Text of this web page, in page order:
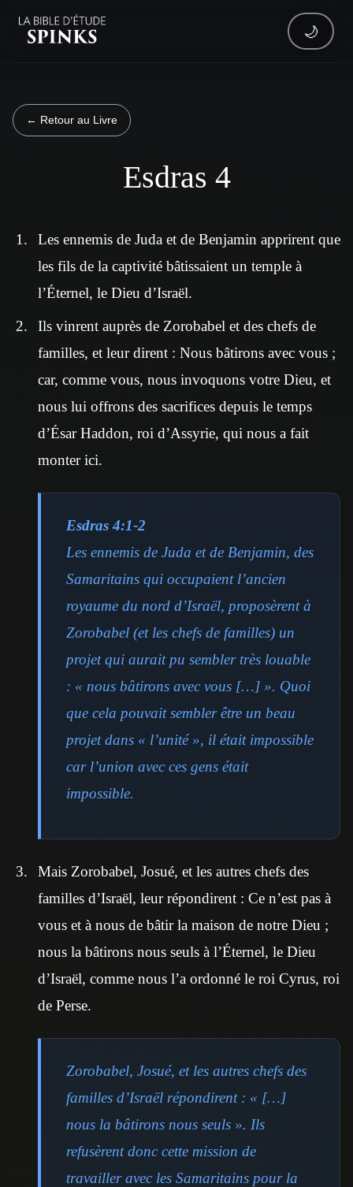
🌙
← Retour au Livre
Esdras 4
Les ennemis de Juda et de Benjamin apprirent que
les fils de la captivité bâtissaient un temple à
l’Éternel, le Dieu d’Israël.
Ils vinrent auprès de Zorobabel et des chefs de
familles, et leur dirent : Nous bâtirons avec vous ;
car, comme vous, nous invoquons votre Dieu, et
nous lui offrons des sacrifices depuis le temps
d’Ésar Haddon, roi d’Assyrie, qui nous a fait
monter ici.
Esdras 4:1-2
Les ennemis de Juda et de Benjamin, des
Samaritains qui occupaient l’ancien
royaume du nord d’Israël, proposèrent à
Zorobabel (et les chefs de familles) un
projet qui aurait pu sembler très louable
: « nous bâtirons avec vous […] ». Quoi
que cela pouvait sembler être un beau
projet dans « l’unité », il était impossible
car l’union avec ces gens était
impossible.
Mais Zorobabel, Josué, et les autres chefs des
familles d’Israël, leur répondirent : Ce n’est pas à
vous et à nous de bâtir la maison de notre Dieu ;
nous la bâtirons nous seuls à l’Éternel, le Dieu
d’Israël, comme nous l’a ordonné le roi Cyrus, roi
de Perse.
Zorobabel, Josué, et les autres chefs des
familles d’Israël répondirent : « […]
nous la bâtirons nous seuls ». Ils
refusèrent donc cette mission de
travailler avec les Samaritains pour la